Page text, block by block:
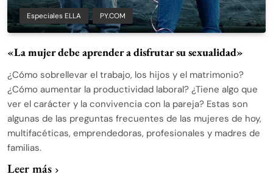
Especiales ELLA PY.COM
«La mujer debe aprender a disfrutar su sexualidad»
¿Cómo sobrellevar el trabajo, los hijos y el matrimonio?
¿Cómo aumentar la productividad laboral? ¿Tiene algo que
ver el carácter y la convivencia con la pareja? Estas son
algunas de las preguntas frecuentes de las mujeres de hoy,
multifacéticas, emprendedoras, profesionales y madres de
familias.
Leer más